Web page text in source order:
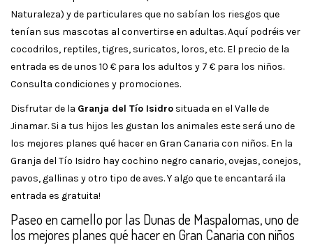
Naturaleza) y de particulares que no sabían los riesgos que
tenían sus mascotas al convertirse en adultas. Aquí podréis ver
cocodrilos, reptiles, tigres, suricatos, loros, etc. El precio de la
entrada es de unos 10 € para los adultos y 7 € para los niños.
Consulta condiciones y promociones.
Disfrutar de la Granja del Tío Isidro situada en el Valle de
Jinamar. Si a tus hijos les gustan los animales este será uno de
los mejores planes qué hacer en Gran Canaria con niños. En la
Granja del Tío Isidro hay cochino negro canario, ovejas, conejos,
pavos, gallinas y otro tipo de aves. Y algo que te encantará ¡la
entrada es gratuita!
Paseo en camello por las Dunas de Maspalomas, uno de
los mejores planes qué hacer en Gran Canaria con niños